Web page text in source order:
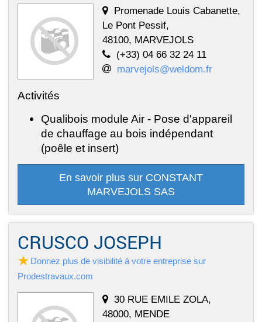
Promenade Louis Cabanette,
Le Pont Pessif,
48100, MARVEJOLS
(+33) 04 66 32 24 11
marvejols@weldom.fr
Activités
Qualibois module Air - Pose d'appareil
de chauffage au bois indépendant
(poêle et insert)
En savoir plus sur CONSTANT
MARVEJOLS SAS
CRUSCO JOSEPH
Donnez plus de visibilité à votre entreprise sur
Prodestravaux.com
30 RUE EMILE ZOLA,
48000, MENDE